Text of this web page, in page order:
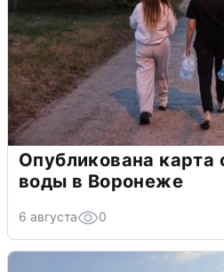
Опубликована карта
воды в Воронеже
6 августа 0